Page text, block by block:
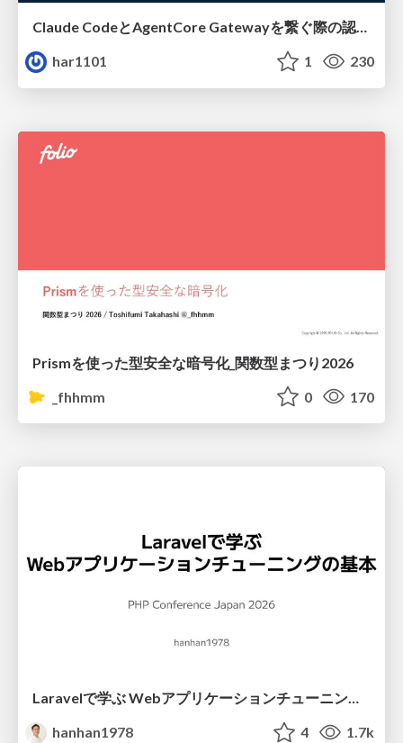
Claude CodeとAgentCore Gatewayを繋ぐ際の認証認可 / Authentication and authorization when connecting Claude Code with AgentCore Gateway
har1101
1 230
Prismを使った型安全な暗号化_関数型まつり2026
_fhhmm
0 170
Laravelで学ぶ Webアプリケーションチューニング入門/web_application_tuning_101
hanhan1978
4 1.7k